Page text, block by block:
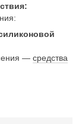
— средства